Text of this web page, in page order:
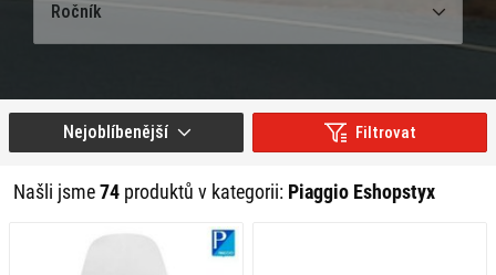
Ročník
Filtrovat
Našli jsme74 produktů v kategorii: Piaggio Eshopstyx
Nejoblíbenější